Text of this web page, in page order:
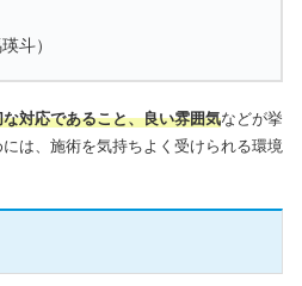
斗）
対応であること、良い雰囲気などが挙
は、施術を気持ちよく受けられる環境